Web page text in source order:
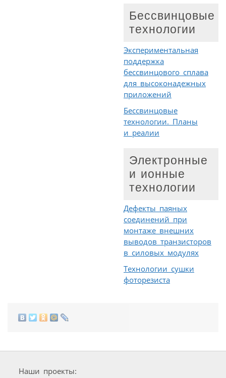
Бессвинцовые
технологии
Экспериментальная
поддержка
бессвинцового сплава
для высоконадежных
приложений
Бессвинцовые
технологии. Планы
и реалии
Электронные
и ионные
технологии
Дефекты паяных
соединений при
монтаже внешних
выводов транзисторов
в силовых модулях
Технологии сушки
фоторезиста
Наши проекты: